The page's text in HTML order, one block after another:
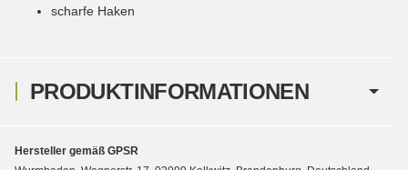
PRODUKTINFORMATIONEN
scharfe Haken
Hersteller gemäß GPSR